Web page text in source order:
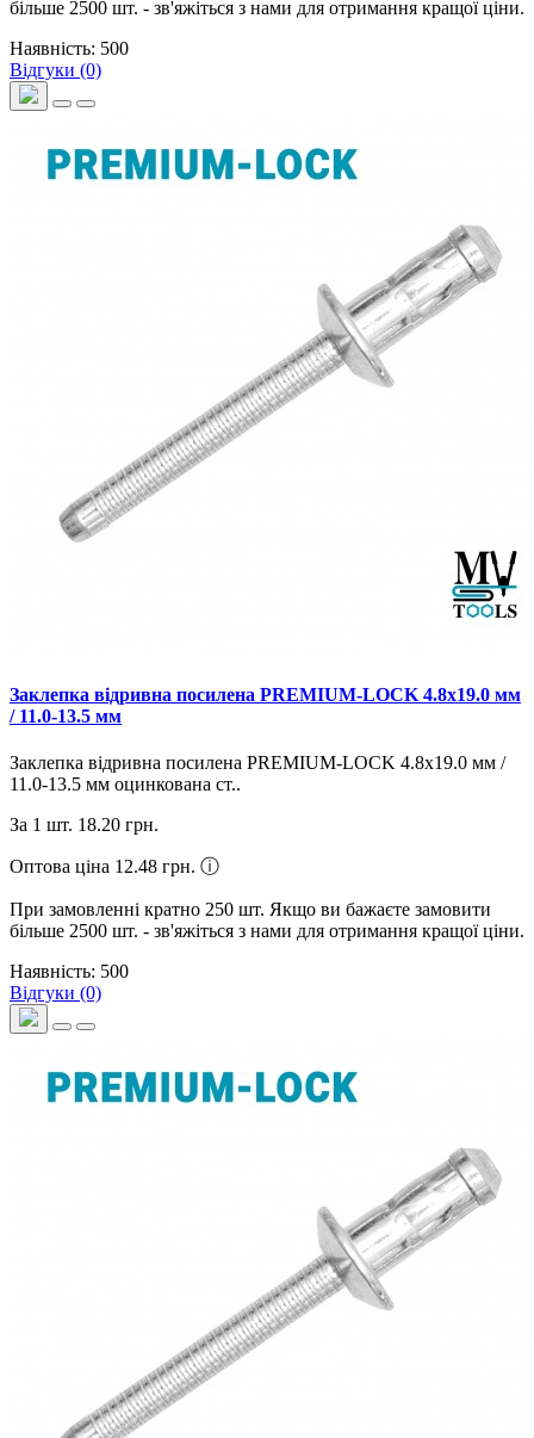
більше 2500 шт. - зв'яжіться з нами для отримання кращої ціни.
Наявність: 500
Відгуки (0)
Заклепка відривна посилена PREMIUM-LOCK 4.8х19.0 мм
/ 11.0-13.5 мм
Заклепка відривна посилена PREMIUM-LOCK 4.8х19.0 мм /
11.0-13.5 мм оцинкована ст..
За 1 шт. 18.20 грн.
Оптова ціна 12.48 грн. ⓘ
При замовленні кратно 250 шт. Якщо ви бажаєте замовити
більше 2500 шт. - зв'яжіться з нами для отримання кращої ціни.
Наявність: 500
Відгуки (0)